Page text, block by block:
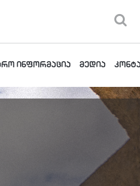
ინფორმაცია მედია